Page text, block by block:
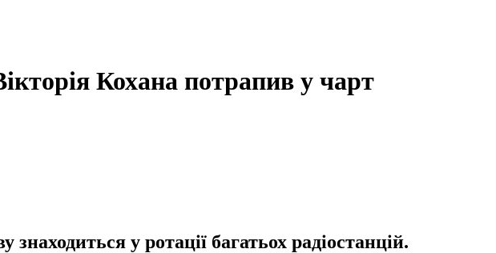
Кохана потрапив у чарт
у ротації багатьох радіостанцій.